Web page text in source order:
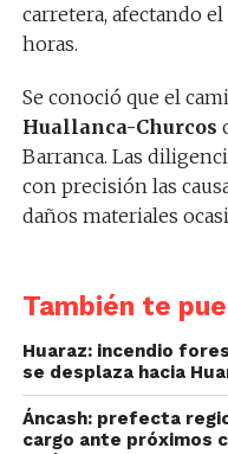
carretera, afectando
horas.
Se conoció que el
Huallanca-Churcos
Barranca. Las
con precisión las
daños materiales
También te
Huaraz: incendio
se desplaza hacia
Áncash: prefecta
cargo ante próximos